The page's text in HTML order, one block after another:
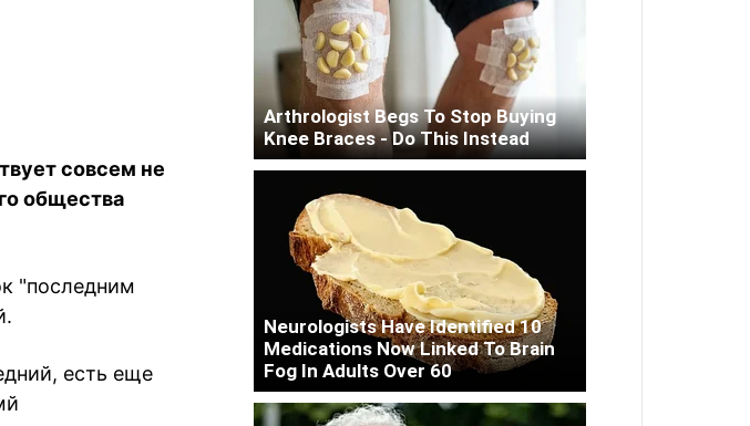
совсем не
общества
"последним
есть еще